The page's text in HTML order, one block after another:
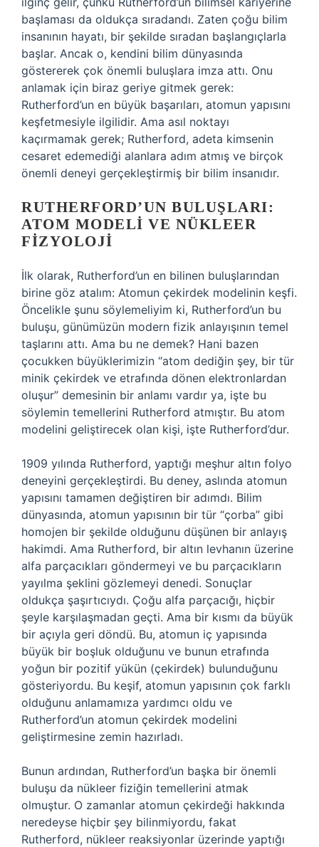
başlaması da oldukça sıradandı. Zaten çoğu bilim
insanının hayatı, bir şekilde sıradan başlangıçlarla
başlar. Ancak o, kendini bilim dünyasında
göstererek çok önemli buluşlara imza attı. Onu
anlamak için biraz geriye gitmek gerek:
Rutherford’un en büyük başarıları, atomun yapısını
keşfetmesiyle ilgilidir. Ama asıl noktayı
kaçırmamak gerek; Rutherford, adeta kimsenin
cesaret edemediği alanlara adım atmış ve birçok
önemli deneyi gerçekleştirmiş bir bilim insanıdır.
RUTHERFORD’UN BULUŞLARI:
ATOM MODELI VE NÜKLEER
FIZYOLOJI
İlk olarak, Rutherford’un en bilinen buluşlarından
birine göz atalım: Atomun çekirdek modelinin keşfi.
Öncelikle şunu söylemeliyim ki, Rutherford’un bu
buluşu, günümüzün modern fizik anlayışının temel
taşlarını attı. Ama bu ne demek? Hani bazen
çocukken büyüklerimizin “atom dediğin şey, bir tür
minik çekirdek ve etrafında dönen elektronlardan
oluşur” demesinin bir anlamı vardır ya, işte bu
söylemin temellerini Rutherford atmıştır. Bu atom
modelini geliştirecek olan kişi, işte Rutherford’dur.
1909 yılında Rutherford, yaptığı meşhur altın folyo
deneyini gerçekleştirdi. Bu deney, aslında atomun
yapısını tamamen değiştiren bir adımdı. Bilim
dünyasında, atomun yapısının bir tür “çorba” gibi
homojen bir şekilde olduğunu düşünen bir anlayış
hakimdi. Ama Rutherford, bir altın levhanın üzerine
alfa parçacıkları göndermeyi ve bu parçacıkların
yayılma şeklini gözlemeyi denedi. Sonuçlar
oldukça şaşırtıcıydı. Çoğu alfa parçacığı, hiçbir
şeyle karşılaşmadan geçti. Ama bir kısmı da büyük
bir açıyla geri döndü. Bu, atomun iç yapısında
büyük bir boşluk olduğunu ve bunun etrafında
yoğun bir pozitif yükün (çekirdek) bulunduğunu
gösteriyordu. Bu keşif, atomun yapısının çok farklı
olduğunu anlamamıza yardımcı oldu ve
Rutherford’un atomun çekirdek modelini
geliştirmesine zemin hazırladı.
Bunun ardından, Rutherford’un başka bir önemli
buluşu da nükleer fiziğin temellerini atmak
olmuştur. O zamanlar atomun çekirdeği hakkında
neredeyse hiçbir şey bilinmiyordu, fakat
Rutherford, nükleer reaksiyonlar üzerinde yaptığı